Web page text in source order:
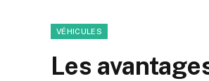
VÉHICULES
Les